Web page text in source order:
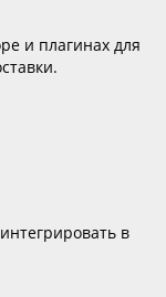
и плагинах для
в